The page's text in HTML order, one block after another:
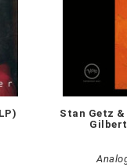
Stan Getz